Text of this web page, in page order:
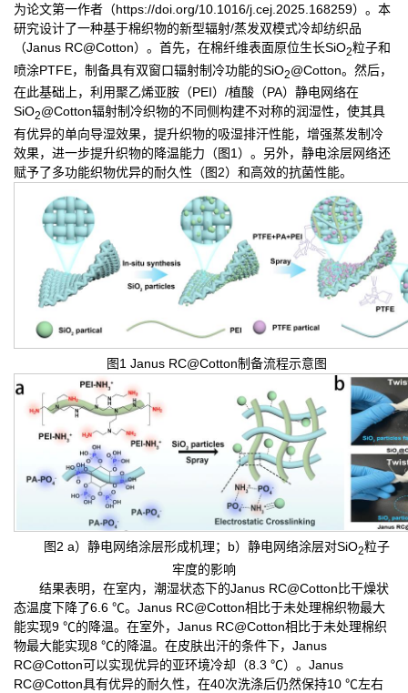
为论文第一作者（https://doi.org/10.1016/j.cej.2025.168259）。本
研究设计了一种基于棉织物的新型辐射/蒸发双模式冷却纺织品
（Janus RC@Cotton）。首先，在棉纤维表面原位生长SiO2粒子和
喷涂PTFE，制备具有双窗口辐射制冷功能的SiO2@Cotton。然后，
在此基础上，利用聚乙烯亚胺（PEI）/植酸（PA）静电网络在
SiO2@Cotton辐射制冷织物的不同侧构建不对称的润湿性，使其具
有优异的单向导湿效果，提升织物的吸湿排汗性能，增强蒸发制冷
效果，进一步提升织物的降温能力（图1）。另外，静电涂层网络还
赋予了多功能织物优异的耐久性（图2）和高效的抗菌性能。
图1 Janus RC@Cotton制备流程示意图
图2 a）静电网络涂层形成机理；b）静电网络涂层对SiO2粒子
牢度的影响
结果表明，在室内，潮湿状态下的Janus RC@Cotton比干燥状
态温度下降了6.6 ℃。Janus RC@Cotton相比于未处理棉织物最大
能实现9 ℃的降温。在室外，Janus RC@Cotton相比于未处理棉织
物最大能实现8 ℃的降温。在皮肤出汗的条件下，Janus
RC@Cotton可以实现优异的亚环境冷却（8.3 ℃）。Janus
RC@Cotton具有优异的耐久性，在40次洗涤后仍然保持10 ℃左右